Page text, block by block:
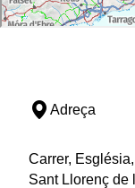
Adreça
Carrer,
Sant Llorenç de